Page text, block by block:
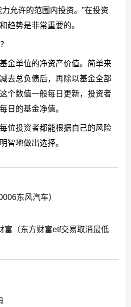
允许的范围内投资。”在投资
趋势是非常重要的。
金单位的净资产价值。简单来
去总负债后，再除以基金全部
个数值一般每日更新，投资者
日的基金净值。
位投资者都能根据自己的风险
智地做出选择。
东风汽车）
富（东方财富etf交易取消最低